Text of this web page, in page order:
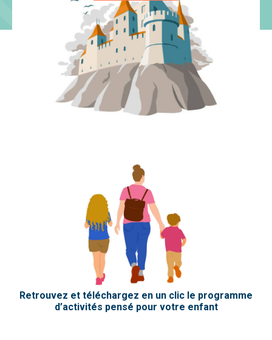
Retrouvez et téléchargez en un clic le programme
d’activités pensé pour votre enfant